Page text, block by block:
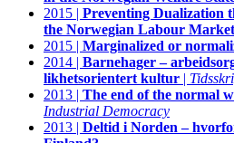
2015 | Preventing Dualization
the Norwegian Labour Market
2015 | Marginalized or
2014 | Barnehager –
likhetsorientert kultur |
2013 | The end of the normal
Industrial Democracy
2013 | Deltid i Norden –